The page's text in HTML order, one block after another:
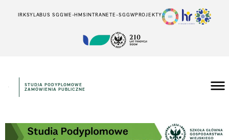
IRKSYLABUS SGGWE-HMSINTRANETE-SGGWPROJEKTY
STUDIA PODYPLOMOWE
ZAMÓWIENIA PUBLICZNE